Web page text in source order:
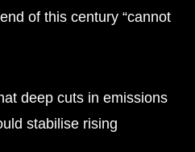
of this century “cannot
deep cuts in emissions
stabilise rising